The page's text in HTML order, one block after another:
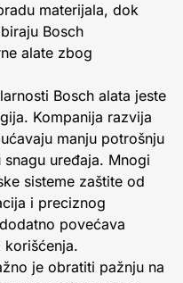
materijala, dok
Bosch
alate zbog
Bosch alata jeste
Kompanija razvija
manju potrošnju
uređaja. Mnogi
sisteme zaštite od
i preciznog
povećava
je obratiti pažnju na